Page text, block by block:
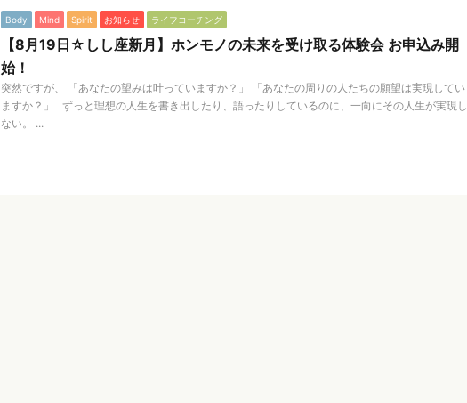
Body Mind Spirit お知らせ ライフコーチング
【8月19日☆しし座新月】ホンモノの未来を受け取る体験会 お申込み開
始！
突然ですが、 「あなたの望みは叶っていますか？」 「あなたの周りの人たちの願望は実現してい
ますか？」 ずっと理想の人生を書き出したり、語ったりしているのに、一向にその人生が実現し
ない。 ...